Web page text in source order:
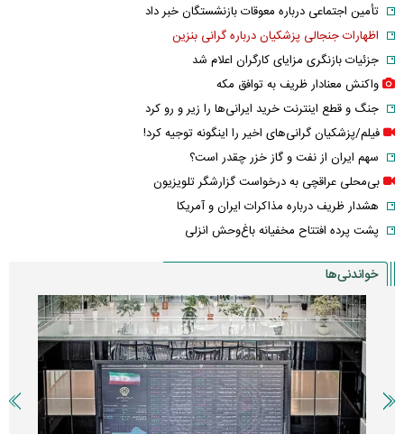
تأمین اجتماعی درباره معوقات بازنشستگان خبر داد
اظهارات جنجالی پزشکیان درباره گرانی بنزین
جزئیات بازنگری مزایای کارگران اعلام شد
واکنش معنادار ظریف به توافق مکه
جنگ و قطع اینترنت خرید ایرانی‌ها را زیر و رو کرد
فیلم/پزشکیان گرانی‌های اخیر را اینگونه توجیه کرد!
سهم ایران از نفت و گاز خزر چقدر است؟
بی‌محلی عراقچی به درخواست گزارشگر تلویزیون
هشدار ظریف درباره مذاکرات ایران و آمریکا
پشت پرده افتتاح مخفیانه باغ‌وحش انزلی
خواندنی‌ها